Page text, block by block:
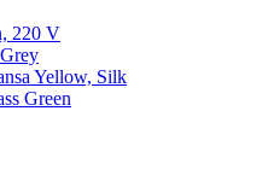
220 V
Yellow, Silk
Green